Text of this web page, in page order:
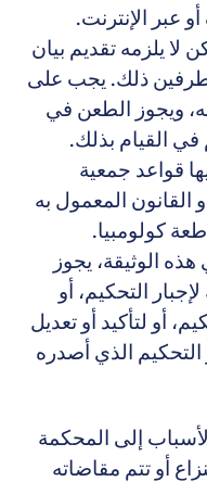
الإنترنت.
يلزمه تقديم بيان
ذلك. يجب على
ويجوز الطعن في
القيام بذلك.
قواعد جمعية
المعمول به
كولومبيا.
الوثيقة، يجوز
التحكيم، أو
لتأكيد أو تعديل
الذي أصدره
إلى المحكمة
أو تتم مقاضاته